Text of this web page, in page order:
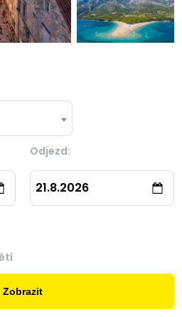
Odjezd:
21.8.2026
Zobrazit